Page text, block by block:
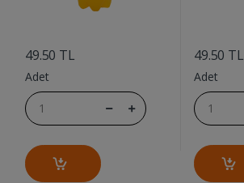
49.50 TL
Adet
49.50 TL
Adet